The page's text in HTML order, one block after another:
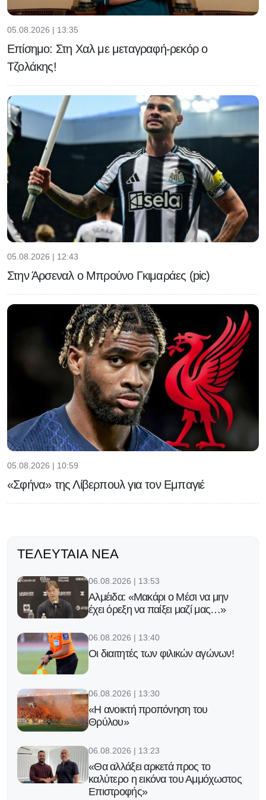
05.08.2026 | 13:35
Επίσημο: Στη Χαλ με μεταγραφή-ρεκόρ ο
Τζολάκης!
05.08.2026 | 12:43
Στην Άρσεναλ ο Μπρούνο Γκιμαράες (pic)
05.08.2026 | 10:59
«Σφήνα» της Λίβερπουλ για τον Εμπαγιέ
ΤΕΛΕΥΤΑΊΑ ΝΈΑ
06.08.2026 | 13:53
Αλμέιδα: «Μακάρι ο Μέσι να μην
έχει όρεξη να παίξει μαζί μας…»
06.08.2026 | 13:40
Οι διαιτητές των φιλικών αγώνων!
06.08.2026 | 13:30
«Η ανοικτή προπόνηση του
Θρύλου»
06.08.2026 | 13:23
«Θα αλλάξει αρκετά προς το
καλύτερο η εικόνα του Αμμόχωστος
Επιστροφής»